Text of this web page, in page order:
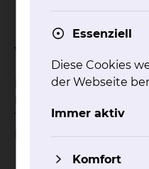
Welche Ziele hat
Das 4-Zellen-Bad führt
Tonussenkung der
Körperabschnitte.
Essenziell
Diese Cookies
der Webseite
Immer aktiv
Komfort